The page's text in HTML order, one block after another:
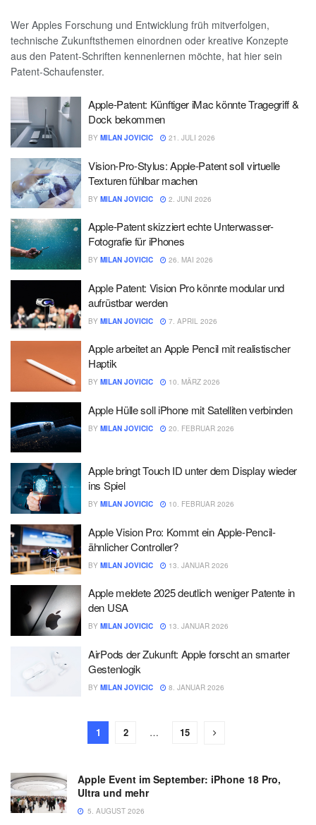
Wer Apples Forschung und Entwicklung früh mitverfolgen,
technische Zukunftsthemen einordnen oder kreative Konzepte
aus den Patent-Schriften kennenlernen möchte, hat hier sein
Patent-Schaufenster.
Apple-Patent: Künftiger iMac könnte Tragegriff &
Dock bekommen
BY MILAN JOVICIC 21. JULI 2026
Vision-Pro-Stylus: Apple-Patent soll virtuelle
Texturen fühlbar machen
BY MILAN JOVICIC 2. JUNI 2026
Apple-Patent skizziert echte Unterwasser-
Fotografie für iPhones
BY MILAN JOVICIC 26. MAI 2026
Apple Patent: Vision Pro könnte modular und
aufrüstbar werden
BY MILAN JOVICIC 7. APRIL 2026
Apple arbeitet an Apple Pencil mit realistischer
Haptik
BY MILAN JOVICIC 10. MÄRZ 2026
Apple Hülle soll iPhone mit Satelliten verbinden
BY MILAN JOVICIC 20. FEBRUAR 2026
Apple bringt Touch ID unter dem Display wieder
ins Spiel
BY MILAN JOVICIC 10. FEBRUAR 2026
Apple Vision Pro: Kommt ein Apple-Pencil-
ähnlicher Controller?
BY MILAN JOVICIC 13. JANUAR 2026
Apple meldete 2025 deutlich weniger Patente in
den USA
BY MILAN JOVICIC 13. JANUAR 2026
AirPods der Zukunft: Apple forscht an smarter
Gestenlogik
BY MILAN JOVICIC 8. JANUAR 2026
1 2 … 15
Apple Event im September: iPhone 18 Pro,
Ultra und mehr
5. AUGUST 2026